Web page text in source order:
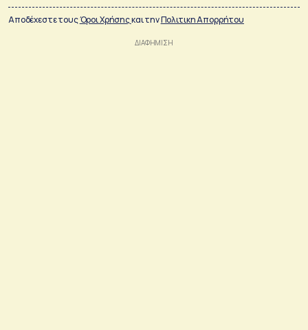
Αποδέχεστε τουςΌροι Χρήσηςκαι τηνΠολιτικη Απορρήτου